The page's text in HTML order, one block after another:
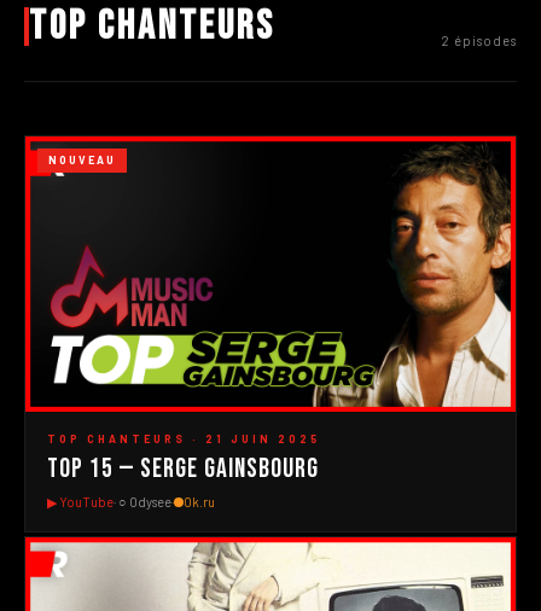
Top Chanteurs 2 épisodes
▶
NOUVEAU
#2
TOP CHANTEURS · 21 JUIN 2025
Top 15 — Serge Gainsbourg
▶ YouTube· ○ Odysee· Ok.ru